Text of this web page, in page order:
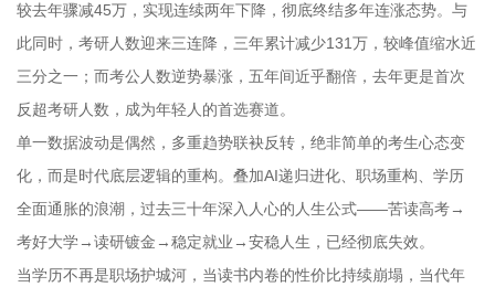
较去年骤减45万，实现连续两年下降，彻底终结多年连涨态势。与
此同时，考研人数迎来三连降，三年累计减少131万，较峰值缩水近
三分之一；而考公人数逆势暴涨，五年间近乎翻倍，去年更是首次
反超考研人数，成为年轻人的首选赛道。
单一数据波动是偶然，多重趋势联袂反转，绝非简单的考生心态变
化，而是时代底层逻辑的重构。叠加AI递归进化、职场重构、学历
全面通胀的浪潮，过去三十年深入人心的人生公式——苦读高考→
考好大学→读研镀金→稳定就业→安稳人生，已经彻底失效。
当学历不再是职场护城河，当读书内卷的性价比持续崩塌，当代年